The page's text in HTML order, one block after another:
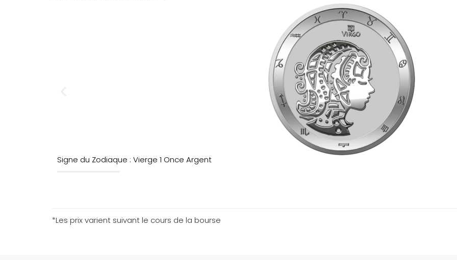
Signe du Zodiaque : Vierge 1 Once Argent
*Les prix varient suivant le cours de la bourse